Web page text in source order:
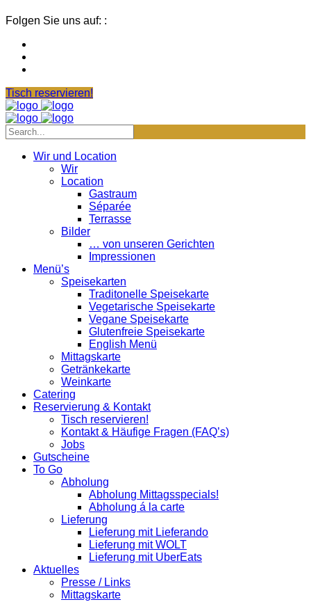
Folgen Sie uns auf: :
Tisch reservieren!
Wir und Location
Wir
Location
Gastraum
Séparée
Terrasse
Bilder
… von unseren Gerichten
Impressionen
Menü’s
Speisekarten
Traditonelle Speisekarte
Vegetarische Speisekarte
Vegane Speisekarte
Glutenfreie Speisekarte
English Menü
Mittagskarte
Getränkekarte
Weinkarte
Catering
Reservierung & Kontakt
Tisch reservieren!
Kontakt & Häufige Fragen (FAQ’s)
Jobs
Gutscheine
To Go
Abholung
Abholung Mittagsspecials!
Abholung á la carte
Lieferung
Lieferung mit Lieferando
Lieferung mit WOLT
Lieferung mit UberEats
Aktuelles
Presse / Links
Mittagskarte